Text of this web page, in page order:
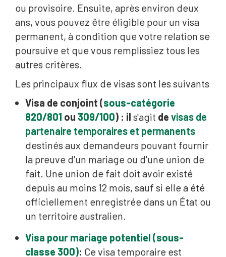
ou provisoire. Ensuite, après environ deux
ans, vous pouvez être éligible pour un visa
permanent, à condition que votre relation se
poursuive et que vous remplissiez tous les
autres critères.
Les principaux flux de visas sont les suivants
Visa de conjoint (sous-catégorie
820/801 ou 309/100) : il s'agit de visas de
partenaire temporaires et permanents
destinés aux demandeurs pouvant fournir
la preuve d'un mariage ou d'une union de
fait. Une union de fait doit avoir existé
depuis au moins 12 mois, sauf si elle a été
officiellement enregistrée dans un État ou
un territoire australien.
Visa pour mariage potentiel (sous-
classe 300): Ce visa temporaire est